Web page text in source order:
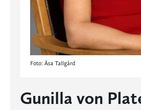
Foto: Åsa Tallgård
Gunilla von